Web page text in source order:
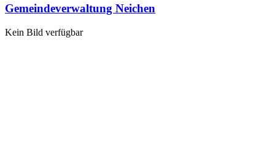
Gemeindeverwaltung Neichen
Kein Bild verfügbar